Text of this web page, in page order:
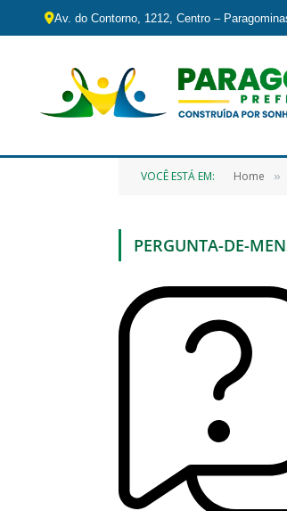
Av. do Contorno, 1212, Centro –
VOCÊ ESTÁ EM: Home »
PERGUNTA-DE-